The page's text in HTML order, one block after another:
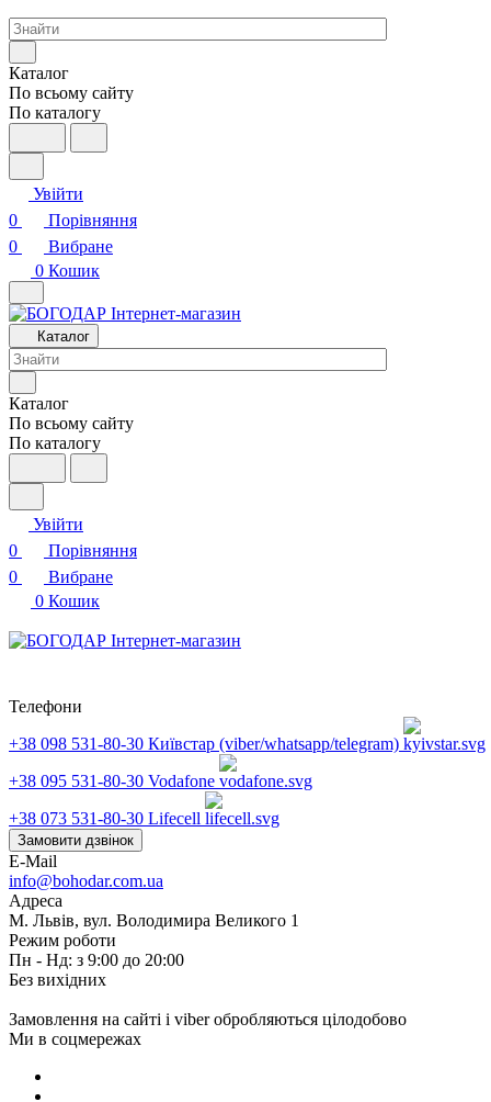
Каталог
По всьому сайту
По каталогу
Увійти
0
Порівняння
0
Вибране
0 Кошик
Каталог
Каталог
По всьому сайту
По каталогу
Увійти
0
Порівняння
0
Вибране
0 Кошик
Телефони
+38 098 531-80-30 Київстар (viber/whatsapp/telegram)
+38 095 531-80-30 Vodafone
+38 073 531-80-30 Lifecell
Замовити дзвінок
E-Mail
info@bohodar.com.ua
Адреса
М. Львів, вул. Володимира Великого 1
Режим роботи
Пн - Нд: з 9:00 до 20:00
Без вихідних
Замовлення на сайті і viber обробляються цілодобово
Ми в соцмережах